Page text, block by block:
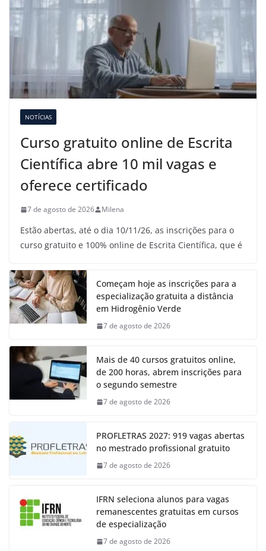
NOTÍCIAS
Curso gratuito online de Escrita
Científica abre 10 mil vagas e
oferece certificado
7 de agosto de 2026 Milena
Estão abertas, até o dia 10/11/26, as inscrições para o
curso gratuito e 100% online de Escrita Científica, que é
Começam hoje as inscrições para a
especialização gratuita a distância
em Hidrogênio Verde
7 de agosto de 2026
Mais de 40 cursos gratuitos online,
de 200 horas, abrem inscrições para
o segundo semestre
7 de agosto de 2026
PROFLETRAS 2027: 919 vagas abertas
no mestrado profissional gratuito
7 de agosto de 2026
IFRN seleciona alunos para vagas
remanescentes gratuitas em cursos
de especialização
7 de agosto de 2026